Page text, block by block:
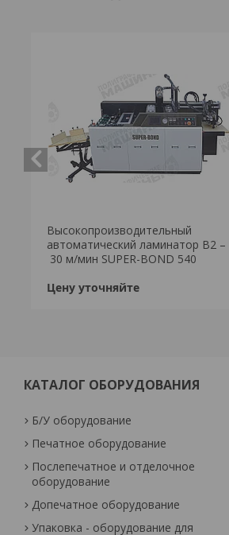
Высокопроизводительный
автоматический ламинатор B2 –
30 м/мин SUPER-BOND 540
Цену уточняйте
КАТАЛОГ ОБОРУДОВАНИЯ
Б/У оборудование
Печатное оборудование
Послепечатное и отделочное
оборудование
Допечатное оборудование
Упаковка - оборудование для